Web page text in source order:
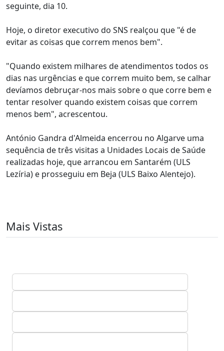
seguinte, dia 10.
Hoje, o diretor executivo do SNS realçou que "é de
evitar as coisas que correm menos bem".
"Quando existem milhares de atendimentos todos os
dias nas urgências e que correm muito bem, se calhar
devíamos debruçar-nos mais sobre o que corre bem e
tentar resolver quando existem coisas que correm
menos bem", acrescentou.
António Gandra d'Almeida encerrou no Algarve uma
sequência de três visitas a Unidades Locais de Saúde
realizadas hoje, que arrancou em Santarém (ULS
Lezíria) e prosseguiu em Beja (ULS Baixo Alentejo).
Mais Vistas